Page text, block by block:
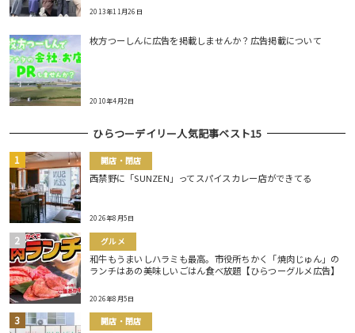
2013年11月26日
枚方つーしんに広告を掲載しませんか？広告掲載について
2010年4月2日
ひらつーデイリー人気記事ベスト15
開店・閉店
西禁野に「SUNZEN」ってスパイスカレー店ができてる
2026年8月5日
グルメ
和牛もうまいしハラミも最高。市役所ちかく「焼肉じゅん」の
ランチはあの美味しいごはん食べ放題【ひらつーグルメ広告】
2026年8月5日
開店・閉店